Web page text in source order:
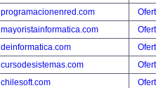
programacionenred.com
mayoristainformatica.com
deinformatica.com
cursodesistemas.com
chilesoft.com